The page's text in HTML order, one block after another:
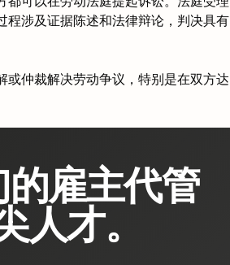
程涉及证据陈述和法律辩论，判决具有
仲裁解决劳动争议，特别是在双方达
雇主代管
人才。